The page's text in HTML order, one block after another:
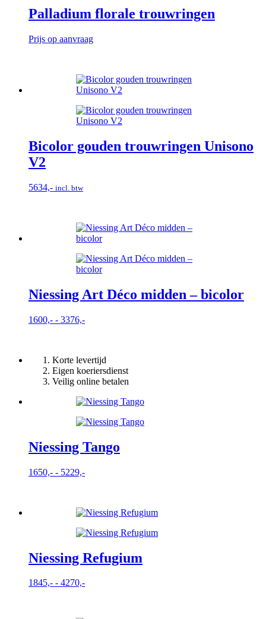
Palladium florale trouwringen
Prijs op aanvraag
Bicolor gouden trouwringen Unisono
V2
5634,- incl. btw
Niessing Art Déco midden – bicolor
1600,- - 3376,-Prijsklasse:
Korte levertijd
Eigen koeriersdienst
Veilig online betalen
Niessing Tango
1650,- - 5229,-Prijsklasse:
Niessing Refugium
1845,- - 4270,-Prijsklasse: